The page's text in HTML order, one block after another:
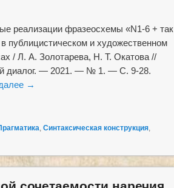
реализации фразеосхемы «N1-6 + так
публицистическом и художественном
/ Л. А. Золотарева, Н. Т. Окатова //
диалог. — 2021. — № 1. — С. 9-28.
→
Синтаксическая конструкция,